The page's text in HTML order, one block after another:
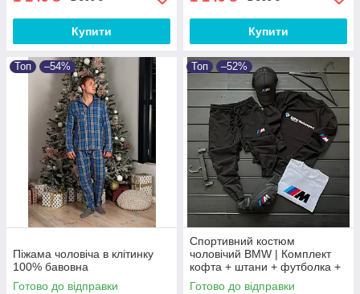
Купити Купити
Топ –54%
Піжама чоловіча в клітинку
100% бавовна
Готово до відправки
Топ –52%
Спортивний костюм
чоловічий BMW | Комплект
кофта + штани + футболка +
кепка + бананка БМВ
Готово до відправки